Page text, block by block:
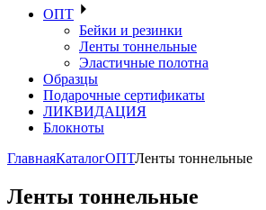
ОПТ
Бейки и резинки
Ленты тоннельные
Эластичные полотна
Образцы
Подарочные сертификаты
ЛИКВИДАЦИЯ
Блокноты
ГлавнаяКаталогОПТЛенты тоннельные
Ленты тоннельные